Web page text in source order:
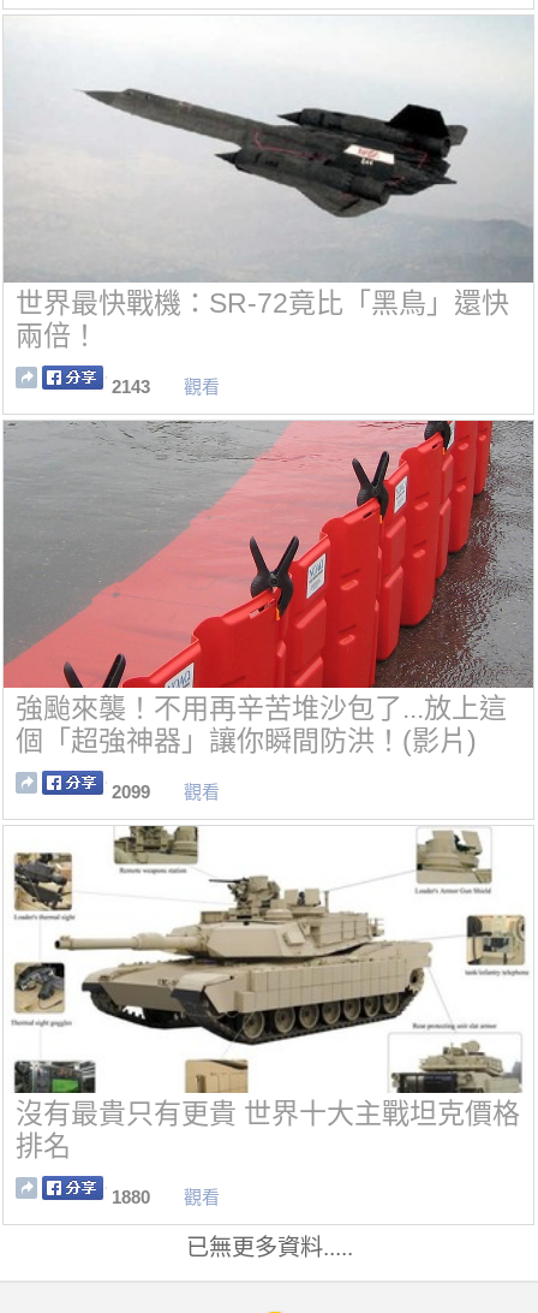
世界最快戰機：SR-72竟比「黑鳥」還快
兩倍！
2143 觀看
強颱來襲！不用再辛苦堆沙包了...放上這
個「超強神器」讓你瞬間防洪！(影片)
2099 觀看
沒有最貴只有更貴 世界十大主戰坦克價格
排名
1880 觀看
已無更多資料.....